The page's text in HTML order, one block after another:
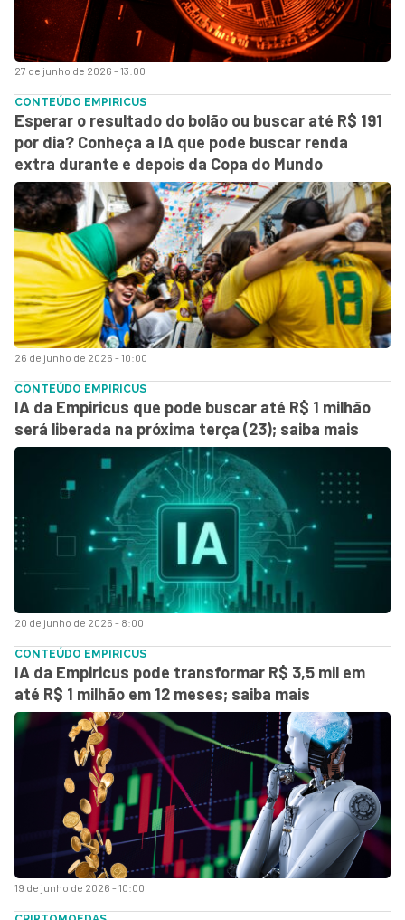
27 de junho de 2026 - 13:00
26 de junho de 2026 - 10:00
CONTEÚDO EMPIRICUS
Esperar o resultado do bolão ou buscar até R$ 191
por dia? Conheça a IA que pode buscar renda
extra durante e depois da Copa do Mundo
20 de junho de 2026 - 8:00
CONTEÚDO EMPIRICUS
IA da Empiricus que pode buscar até R$ 1 milhão
será liberada na próxima terça (23); saiba mais
19 de junho de 2026 - 10:00
CONTEÚDO EMPIRICUS
IA da Empiricus pode transformar R$ 3,5 mil em
até R$ 1 milhão em 12 meses; saiba mais